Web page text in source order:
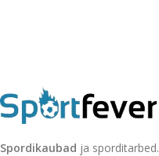
Spordikaubad ja sporditarbed.